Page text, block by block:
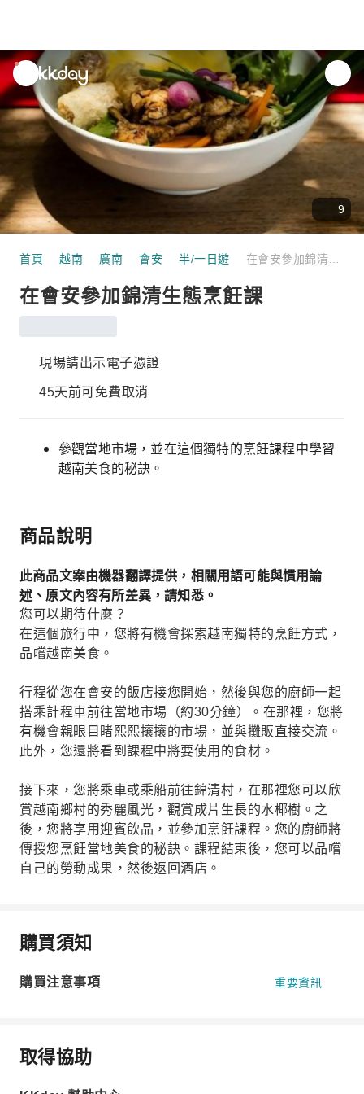
unread
notifications
9
首頁 越南 廣南 會安 半/一日遊
在會安參加錦清生態烹飪課
現場請出示電子憑證
45天前可免費取消
參觀當地市場，並在這個獨特的烹飪課程中學習
越南美食的秘訣。
商品說明
此商品文案由機器翻譯提供，相關用語可能與慣用論
述、原文內容有所差異，請知悉。
您可以期待什麼？
在這個旅行中，您將有機會探索越南獨特的烹飪方式，
品嚐越南美食。
行程從您在會安的飯店接您開始，然後與您的廚師一起
搭乘計程車前往當地市場（約30分鐘）。在那裡，您將
有機會親眼目睹熙熙攘攘的市場，並與攤販直接交流。
此外，您還將看到課程中將要使用的食材。
接下來，您將乘車或乘船前往錦清村，在那裡您可以欣
賞越南鄉村的秀麗風光，觀賞成片生長的水椰樹。之
後，您將享用迎賓飲品，並參加烹飪課程。您的廚師將
傳授您烹飪當地美食的秘訣。課程結束後，您可以品嚐
自己的勞動成果，然後返回酒店。
購買須知
購買注意事項 重要資訊
取得協助